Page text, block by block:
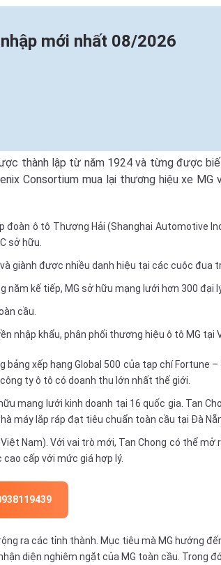
mới nhất 08/2026
thành lập từ năm 1924 và từng được
Consortium mua lại thương hiệu xe
đoàn ô tô Thượng Hải (Shanghai Automotive
sở hữu.
giành được nhiều danh hiệu tại các cuộc đua
kế tiếp, MG sở hữu mạng lưới hơn 300 đại
cầu.
nhập khẩu, phân phối thương hiệu ô tô MG tại
xếp hạng Global 500 của tạp chí Fortune
ty ô tô có doanh thu lớn nhất thế giới.
mạng lưới kinh doanh tại 16 quốc gia. Tan
máy lắp ráp đạt tiêu chuẩn toàn cầu tại Đà
Nam). Với vai trò mới, Tan Chong có thể mở
cấp với mức giá hợp lý.
ra các tỉnh thành. Mục tiêu mà MG hướng
diện nghiêm ngặt của MG toàn cầu. Trong